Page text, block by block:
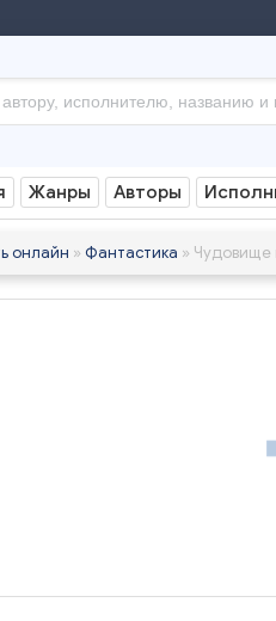
Жанры Авторы
онлайн » Фантастика » Чудовище